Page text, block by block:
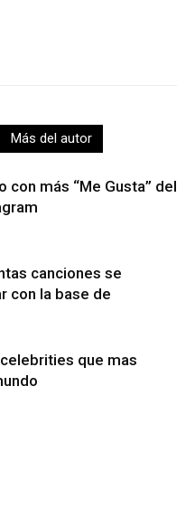
Más del autor
con más “Me Gusta” del
canciones se
con la base de
que mas